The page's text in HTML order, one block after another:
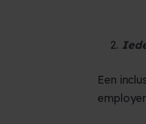
Een